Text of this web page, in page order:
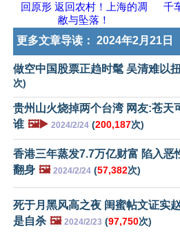
回原形 返回农村！上海的凋
敝与坠落！
千
更多文章导读： 2024年2月21日
做空中国股票正趋时髦 吴清难以
次)
贵州山火烧掉两个台湾 网友:苍天
谁 🖼️▶️ 2024/2/24 (200,187次)
香港三年蒸发7.7万亿财富 陷入恶
翻身 🖼️ 2024/2/24 (57,382次)
死于月黑风高之夜 闺蜜帖文证实
是自杀 🖼️ 2024/2/23 (97,750次)